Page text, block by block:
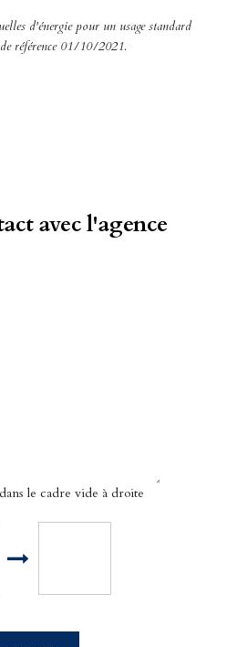
d'énergie pour un usage standard
référence 01/10/2021.
Henry
avec l'agence
le cadre vide à droite